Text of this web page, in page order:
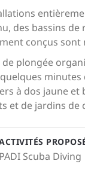
des bassins de
conçus
de plongée
minutes
à dos jaune et
et de jardins de
PADI Scuba Diving